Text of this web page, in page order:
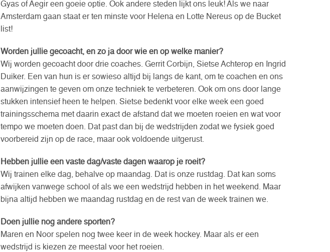
Gyas of Aegir een goeie optie. Ook andere steden lijkt ons leuk! Als we naar
Amsterdam gaan staat er ten minste voor Helena en Lotte Nereus op de Bucket
list!
Worden jullie gecoacht, en zo ja door wie en op welke manier?
Wij worden gecoacht door drie coaches. Gerrit Corbijn, Sietse Achterop en Ingrid
Duiker. Een van hun is er sowieso altijd bij langs de kant, om te coachen en ons
aanwijzingen te geven om onze techniek te verbeteren. Ook om ons door lange
stukken intensief heen te helpen. Sietse bedenkt voor elke week een goed
trainingsschema met daarin exact de afstand dat we moeten roeien en wat voor
tempo we moeten doen. Dat past dan bij de wedstrijden zodat we fysiek goed
voorbereid zijn op de race, maar ook voldoende uitgerust.
Hebben jullie een vaste dag/vaste dagen waarop je roeit?
Wij trainen elke dag, behalve op maandag. Dat is onze rustdag. Dat kan soms
afwijken vanwege school of als we een wedstrijd hebben in het weekend. Maar
bijna altijd hebben we maandag rustdag en de rest van de week trainen we.
Doen jullie nog andere sporten?
Maren en Noor spelen nog twee keer in de week hockey. Maar als er een
wedstrijd is kiezen ze meestal voor het roeien.